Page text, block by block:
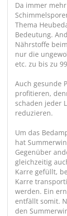
Da immer
Thema
Bedeutung.
Nährstoffe
nur die
etc. zu bis zu
Auch gesunde
profitieren,
schaden jeder
reduzieren.
Um das
hat
Gegenüber
gleichzeitig
Karre gefüllt,
Karre
werden. Ein
entfällt somit.
den